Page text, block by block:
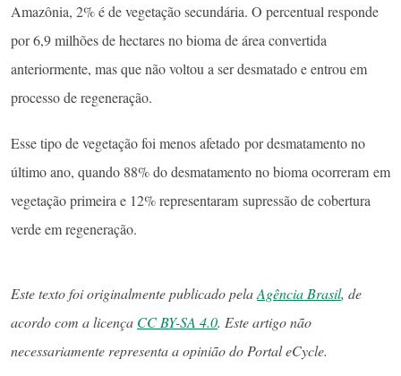
Amazônia, 2% é de vegetação secundária. O percentual responde
por 6,9 milhões de hectares no bioma de área convertida
anteriormente, mas que não voltou a ser desmatado e entrou em
processo de regeneração.
Esse tipo de vegetação foi menos afetado por desmatamento no
último ano, quando 88% do desmatamento no bioma ocorreram em
vegetação primeira e 12% representaram supressão de cobertura
verde em regeneração.
Este texto foi originalmente publicado pelaAgência Brasil, de
acordo com a licença CC BY-SA 4.0. Este artigo não
necessariamente representa a opinião do Portal eCycle.